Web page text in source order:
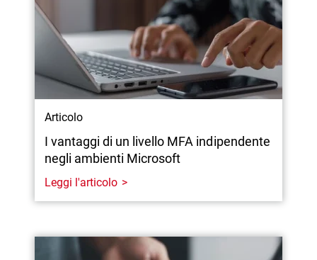
Articolo
I vantaggi di un livello MFA indipendente
negli ambienti Microsoft
Leggi l'articolo